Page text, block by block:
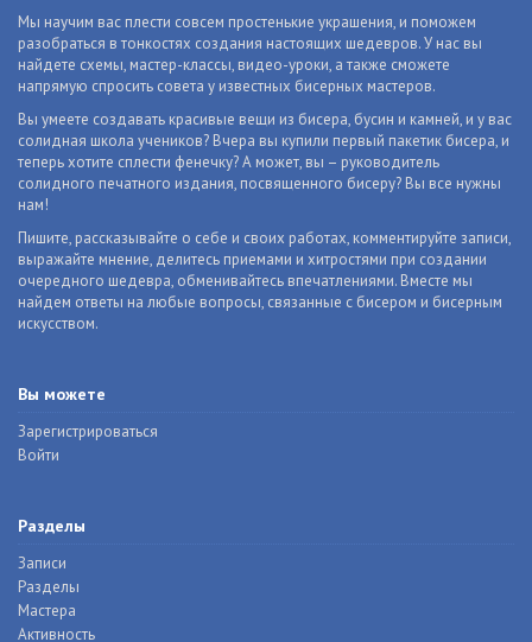
Мы научим вас плести совсем простенькие украшения, и поможем
разобраться в тонкостях создания настоящих шедевров. У нас вы
найдете схемы, мастер-классы, видео-уроки, а также сможете
напрямую спросить совета у известных бисерных мастеров.
Вы умеете создавать красивые вещи из бисера, бусин и камней, и у вас
солидная школа учеников? Вчера вы купили первый пакетик бисера, и
теперь хотите сплести фенечку? А может, вы – руководитель
солидного печатного издания, посвященного бисеру? Вы все нужны
нам!
Пишите, рассказывайте о себе и своих работах, комментируйте записи,
выражайте мнение, делитесь приемами и хитростями при создании
очередного шедевра, обменивайтесь впечатлениями. Вместе мы
найдем ответы на любые вопросы, связанные с бисером и бисерным
искусством.
Вы можете
Зарегистрироваться
Войти
Разделы
Записи
Разделы
Мастера
Активность